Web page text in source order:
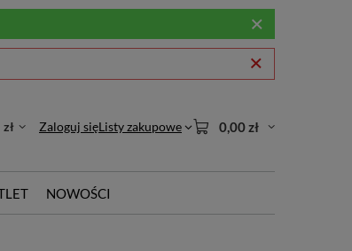
zł Zaloguj sięListy zakupowe 0,00 zł
NOWOŚCI